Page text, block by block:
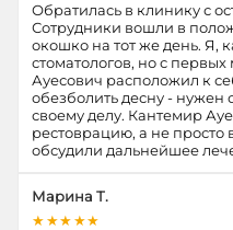
Обратилась в клинику с
Сотрудники вошли в
окошко на тот же день. Я,
стоматологов, но с
Ауесович расположил к
обезболить десну - нужен
своему делу. Кантемир
рестоврацию, а не просто
обсудили дальнейшее
Марина Т.
★★★★★